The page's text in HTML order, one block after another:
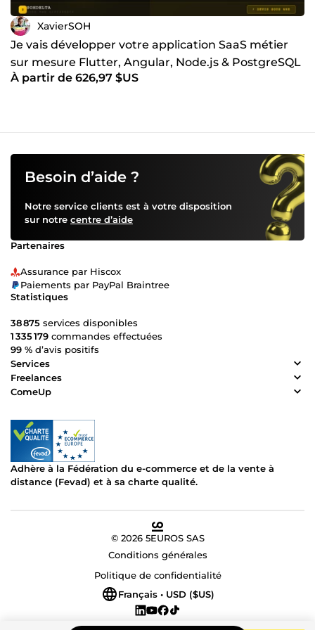
LeDigitaliste Contact 📧 Discutons de votre projet dès
aujourd'hui 🌍 Disponible localement et à l'international ⚡
Réactivité et engagement qualité garantis
XavierSOH
Je vais développer votre application SaaS métier
sur mesure Flutter, Angular, Node.js & PostgreSQL
À partir de 626,97 $US
Besoin d’aide ?
Notre service clients est à votre disposition
sur notre centre d’aide
Partenaires
Assurance par Hiscox
Paiements par PayPal Braintree
Statistiques
38 875 services disponibles
1 335 179 commandes effectuées
99 % d’avis positifs
Services
Freelances
ComeUp
Adhère à la Fédération du e-commerce et de la vente à
distance (Fevad) et à sa charte qualité.
© 2026 5EUROS SAS
Conditions générales
Politique de confidentialité
Français • USD ($US)